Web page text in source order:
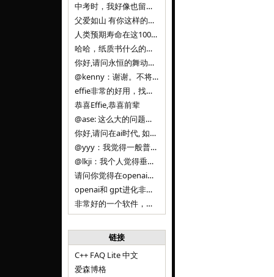
中考时，我好像也留言过的，可乐好像和我们考得差不多。 一晃三年，我们江苏24年，物化生612分，女孩。 其实高考只是长跑的
父爱如山 有你这样的父亲做后盾，可乐未来的路一定会走得踏实又精彩
人类预期寿命在这100年，每2-3年增长一岁，到你们这一代大概率能到100岁，46岁还是正当年,可能不是八九点中的太阳了，但还是1
哈哈，纸质书什么的目前没有打算和计划，微信读书我不太熟悉，研究看看。目前，我只发在自己博客和起点上。关于小说内容方面，谢谢你的建议
你好,请问永恒的舞动什么时候可以出版纸质书,或者登陆微信读书.另外小说内容能不能更大气一些,不要只是局限于与一对男女的爱情和ai安
@kenny：谢谢。不将GIF显示为动图，主要是考虑到Effie本身的“极简、无干扰”的设计哲学，动图无疑是“干扰”之一。
effie非常的好用，找了很多年，终于找到这款，已经推荐给身边不少朋友使用和付费。有个小建议，文档里面是否可以增加gif的动图显示
恭喜Effie,恭喜前辈
@ase: 这么大的问题，我觉得我并没有答案。又或者说，每个人（公司）有自己的答案。
你好,请问在ai时代, 如何做软件. 是像以前那样,先构建软件的功能界面和服务,比如Office,嘀嘀打车,airbnb那样的界面
@yyy：我觉得一般普通人（非技术类以及非AI专业领域的人）会接触到的大语言模型肯定是大厂的超级模型。开源模型以后会更多被用在垂直
@lkji：我个人觉得垂直模型会自成一条发展线路的。AI 落地实际应用，一定还是垂直领域会更多。只是，垂直领域每个领域都不大，所以
请问你觉得在openai大语言模型一日千里的情况下，人们还需要去了解学习理解使用开源模型吗，还是说只需要使用openai的大语言模
openai和 gpt进化非常快， 还有垂直模型的机会吗
非常好的一个软件，恭喜。
链接
C++ FAQ Lite 中文
爱森博格